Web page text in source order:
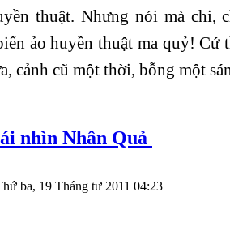
thuật. Nhưng nói mà chi,
ảo huyền thuật ma quỷ! Cứ
cảnh cũ một thời, bỗng một
nhìn Nhân Quả
ba, 19 Tháng tư 2011 04:23